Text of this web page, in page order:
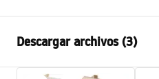
Color
Tipo de cabina
Descargar archivos (3)